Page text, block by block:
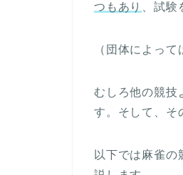
つもあり
、試
（団体によっ
むしろ他の競技
す。そして、そ
以下では麻雀